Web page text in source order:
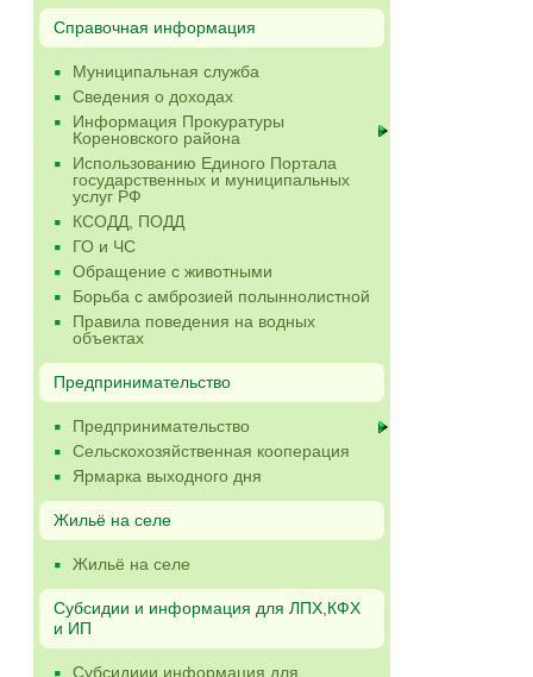
Справочная информация
Муниципальная служба
Сведения о доходах
Информация Прокуратуры
Кореновского района
Использованию Единого Портала
государственных и муниципальных
услуг РФ
КСОДД, ПОДД
ГО и ЧС
Обращение с животными
Борьба с амброзией полыннолистной
Правила поведения на водных
объектах
Предпринимательство
Предпринимательство
Сельскохозяйственная кооперация
Ярмарка выходного дня
Жильё на селе
Жильё на селе
Субсидии и информация для ЛПХ,КФХ
и ИП
Субсидиии информация для